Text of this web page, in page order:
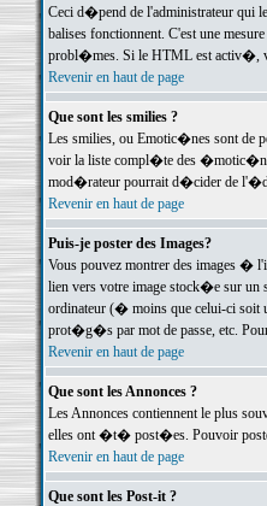
Ceci d�pend de l'administrateur qui
balises fonctionnent. C'est une mesure
probl�mes. Si le HTML est activ�,
Revenir en haut de page
Que sont les smilies ?
Les smilies, ou Emotic�nes sont de
voir la liste compl�te des �motic�nes
mod�rateur pourrait d�cider de
Revenir en haut de page
Puis-je poster des Images?
Vous pouvez montrer des images �
lien vers votre image stock�e sur un
ordinateur (� moins que celui-ci soit
prot�g�s par mot de passe, etc.
Revenir en haut de page
Que sont les Annonces ?
Les Annonces contiennent le plus
elles ont �t� post�es. Pouvoir
Revenir en haut de page
Que sont les Post-it ?